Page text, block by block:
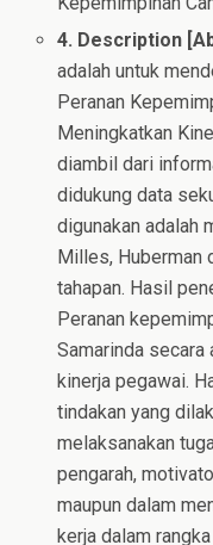
4. Description
adalah untuk
Peranan
Meningkatkan
diambil dari
didukung data
digunakan adalah
Milles, Huberman
tahapan. Hasil
Peranan
Samarinda
kinerja pegawai.
tindakan yang
melaksanakan
pengarah,
maupun dalam
kerja dalam